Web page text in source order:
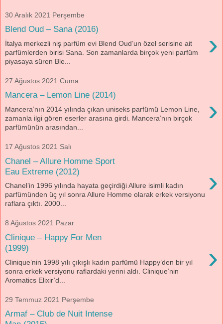
30 Aralık 2021 Perşembe
Blend Oud – Sana (2016) ›
İtalya merkezli niş parfüm evi Blend Oud’un özel serisine ait
parfümlerden birisi Sana. Son zamanlarda birçok yeni parfüm
piyasaya süren Ble...
27 Ağustos 2021 Cuma
Mancera – Lemon Line (2014) ›
Mancera’nın 2014 yılında çıkan uniseks parfümü Lemon Line,
zamanla ilgi gören eserler arasına girdi. Mancera’nın birçok
parfümünün arasından...
17 Ağustos 2021 Salı
Chanel – Allure Homme Sport
Eau Extreme (2012)
›
Chanel’in 1996 yılında hayata geçirdiği Allure isimli kadın
parfümünden üç yıl sonra Allure Homme olarak erkek versiyonu
raflara çıktı. 2000...
8 Ağustos 2021 Pazar
Clinique – Happy For Men
(1999)
›
Clinique’nin 1998 yılı çıkışlı kadın parfümü Happy’den bir yıl
sonra erkek versiyonu raflardaki yerini aldı. Clinique’nin
Aromatics Elixir’d...
29 Temmuz 2021 Perşembe
Armaf – Club de Nuit Intense